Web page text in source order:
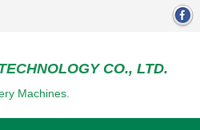
CO., LTD.
Machines.